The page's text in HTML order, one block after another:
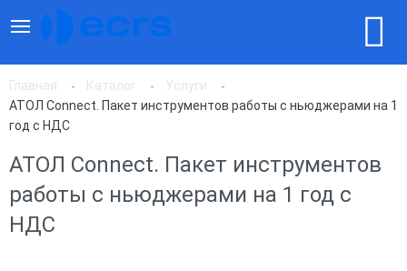
Главная Каталог
Услуги
АТОЛ Connect. Пакет инструментов работы с ньюджерами на 1
год с НДС
АТОЛ Connect. Пакет инструментов
работы с ньюджерами на 1 год с
НДС